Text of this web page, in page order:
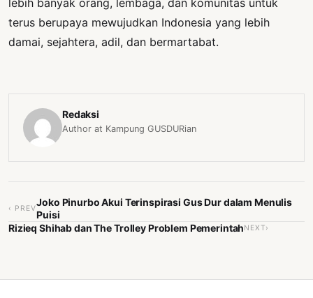
terus berupaya mewujudkan Indonesia yang lebih
damai, sejahtera, adil, dan bermartabat.
Redaksi
Author at Kampung GUSDURian
‹ PREV
Joko Pinurbo Akui Terinspirasi Gus Dur dalam Menulis
Puisi
Rizieq Shihab dan The Trolley Problem PemerintahNEXT›